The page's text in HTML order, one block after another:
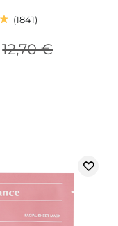
1841
12,70 €